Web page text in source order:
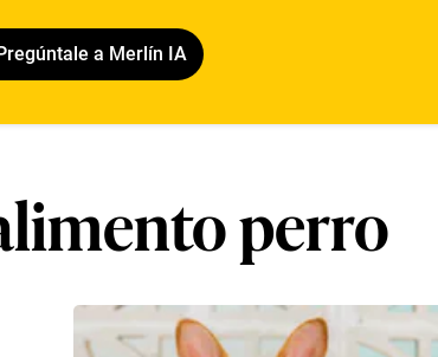
a Merlín IA
perro